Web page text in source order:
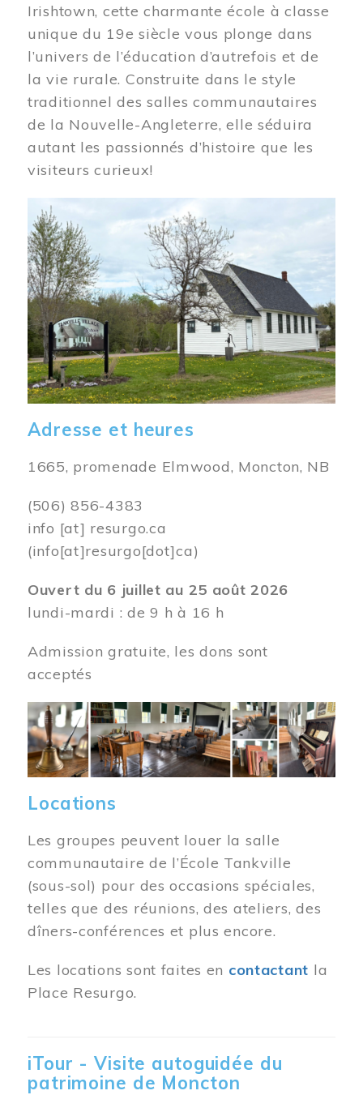
Irishtown, cette charmante école à classe
unique du 19e siècle vous plonge dans
l’univers de l’éducation d’autrefois et de
la vie rurale. Construite dans le style
traditionnel des salles communautaires
de la Nouvelle-Angleterre, elle séduira
autant les passionnés d’histoire que les
visiteurs curieux!
Image
Adresse et heures
1665, promenade Elmwood, Moncton, NB
(506) 856-4383
info [at] resurgo.ca
(info[at]resurgo[dot]ca)
Ouvert du 6 juillet au 25 août 2026
lundi-mardi : de 9 h à 16 h
Admission gratuite, les dons sont
acceptés
Image
Locations
Les groupes peuvent louer la salle
communautaire de l’École Tankville
(sous-sol) pour des occasions spéciales,
telles que des réunions, des ateliers, des
dîners-conférences et plus encore.
Les locations sont faites en contactant la
Place Resurgo.
iTour - Visite autoguidée du
patrimoine de Moncton